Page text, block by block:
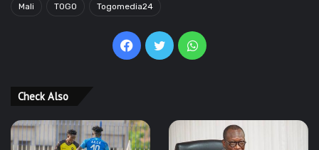
Mali TOGO Togomedia24
Facebook
TwitterWhatsApp
Check Also